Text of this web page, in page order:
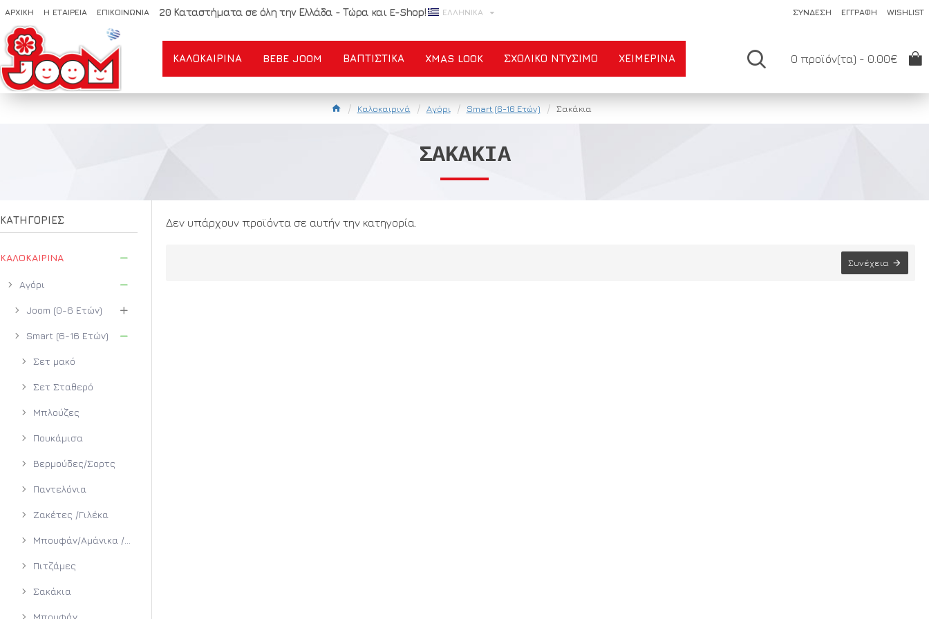
ΑΡΧΙΚΗ Η ΕΤΑΙΡΕΙΑ ΕΠΙΚΟΙΝΩΝΙΑ 20 Καταστήματα σε όλη την Ελλάδα - Τώρα και E-Shop! ΕΛΛΗΝΙΚΆ ΣΥΝΔΕΣΗ ΕΓΓΡΑΦΗ WISHLIST
ΚΑΛΟΚΑΙΡΙΝΆ BEBE JOOM ΒΑΠΤΙΣΤΙΚΑ XMAS LOOK ΣΧΟΛΙΚΌ ΝΤΎΣΙΜΟ ΧΕΙΜΕΡΙΝΆ 0 προϊόν(τα) - 0.00€
Καλοκαιρινά Αγόρι Smart (6-16 Ετών) Σακάκια
ΣΑΚΆΚΙΑ
ΚΑΤΗΓΟΡΙΕΣ
ΚΑΛΟΚΑΙΡΙΝΆ
Αγόρι
Joom (0-6 Ετών)
Smart (6-16 Ετών)
Σετ μακό
Σετ Σταθερό
Μπλούζες
Πουκάμισα
Βερμούδες/Σορτς
Παντελόνια
Ζακέτες /Γιλέκα
Πιτζάμες
Σακάκια
Μπουφάν
Δεν υπάρχουν προϊόντα σε αυτήν την κατηγορία.
Συνέχεια